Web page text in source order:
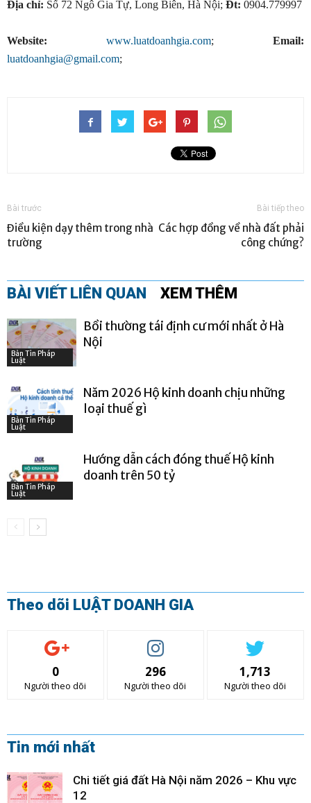
Địa chỉ: Số 72 Ngô Gia Tự, Long Biên, Hà Nội; Đt: 0904.779997
Website: www.luatdoanhgia.com; Email:
luatdoanhgia@gmail.com;
Bài trước
Điều kiện dạy thêm trong nhà
trường
Bài tiếp theo
Các hợp đồng về nhà đất phải
công chứng?
BÀI VIẾT LIÊN QUAN XEM THÊM
Bản Tin Pháp
Luật
Bồi thường tái định cư mới nhất ở Hà
Nội
Bản Tin Pháp
Luật
Năm 2026 Hộ kinh doanh chịu những
loại thuế gì
Bản Tin Pháp
Luật
Hướng dẫn cách đóng thuế Hộ kinh
doanh trên 50 tỷ
Theo dõi LUẬT DOANH GIA
0
Người theo dõi
296
Người theo dõi
1,713
Người theo dõi
Tin mới nhất
Chi tiết giá đất Hà Nội năm 2026 – Khu vực
12